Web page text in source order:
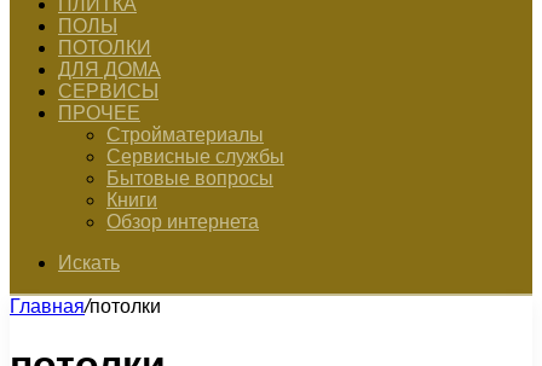
ПЛИТКА
ПОЛЫ
ПОТОЛКИ
ДЛЯ ДОМА
СЕРВИСЫ
ПРОЧЕЕ
Стройматериалы
Сервисные службы
Бытовые вопросы
Книги
Обзор интернета
Искать
Главная/потолки